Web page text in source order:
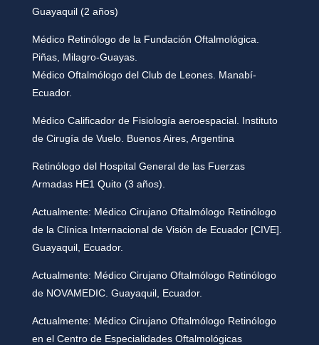
Guayaquil (2 años)
Médico Retinólogo de la Fundación Oftalmológica.
Piñas, Milagro-Guayas.
Médico Oftalmólogo del Club de Leones. Manabí-
Ecuador.
Médico Calificador de Fisiología aeroespacial. Instituto
de Cirugía de Vuelo. Buenos Aires, Argentina
Retinólogo del Hospital General de las Fuerzas
Armadas HE1 Quito (3 años).
Actualmente: Médico Cirujano Oftalmólogo Retinólogo
de la Clínica Internacional de Visión de Ecuador [CIVE].
Guayaquil, Ecuador.
Actualmente: Médico Cirujano Oftalmólogo Retinólogo
de NOVAMEDIC. Guayaquil, Ecuador.
Actualmente: Médico Cirujano Oftalmólogo Retinólogo
en el Centro de Especialidades Oftalmológicas